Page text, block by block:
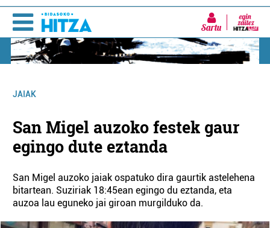
Sartu
JAIAK
San Migel auzoko festek gaur
egingo dute eztanda
San Migel auzoko jaiak ospatuko dira gaurtik astelehena
bitartean. Suziriak 18:45ean egingo du eztanda, eta
auzoa lau eguneko jai giroan murgilduko da.